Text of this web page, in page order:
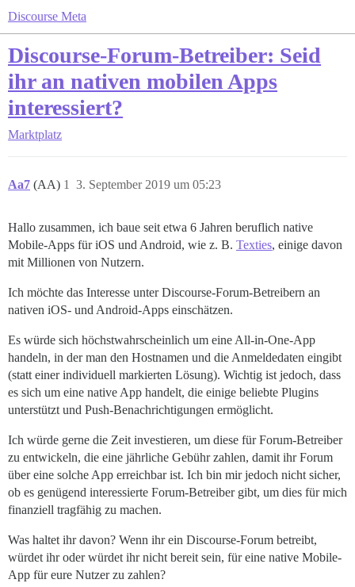
Discourse Meta
Discourse-Forum-Betreiber: Seid
ihr an nativen mobilen Apps
interessiert?
Marktplatz
Aa7 (AA) 3. September 2019 um 05:23
1
Hallo zusammen, ich baue seit etwa 6 Jahren beruflich native
Mobile-Apps für iOS und Android, wie z. B. Texties, einige davon
mit Millionen von Nutzern.
Ich möchte das Interesse unter Discourse-Forum-Betreibern an
nativen iOS- und Android-Apps einschätzen.
Es würde sich höchstwahrscheinlich um eine All-in-One-App
handeln, in der man den Hostnamen und die Anmeldedaten eingibt
(statt einer individuell markierten Lösung). Wichtig ist jedoch, dass
es sich um eine native App handelt, die einige beliebte Plugins
unterstützt und Push-Benachrichtigungen ermöglicht.
Ich würde gerne die Zeit investieren, um diese für Forum-Betreiber
zu entwickeln, die eine jährliche Gebühr zahlen, damit ihr Forum
über eine solche App erreichbar ist. Ich bin mir jedoch nicht sicher,
ob es genügend interessierte Forum-Betreiber gibt, um dies für mich
finanziell tragfähig zu machen.
Was haltet ihr davon? Wenn ihr ein Discourse-Forum betreibt,
würdet ihr oder würdet ihr nicht bereit sein, für eine native Mobile-
App für eure Nutzer zu zahlen?